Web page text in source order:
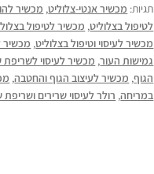
תגיות: מכשיר אנטי-צלוליט, מכשיר
לטיפול בצלוליט, מכשיר לטיפול
מכשיר לעיסוי וטיפול בצלוליט, מכשיר
גמישות העור, מכשיר לעיסוי לשריפת
הגוף, מכשיר לעיצוב הגוף והחטבה,
במריחה, רולר לעיסוי שרירים